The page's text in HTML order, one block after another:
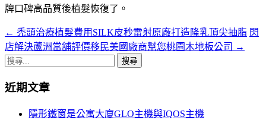
牌口碑高品質後植髮恢復了。
文
章
覽
← 禿頭治療植髮費用SILK皮秒雷射原廠打造隆乳頂尖抽脂 閃
店解決蘆洲當舖評價移民美國廠商幫您桃園木地板公司 →
搜
關
近期文章
隱形鐵窗是公寓大廈GLO主機與IQOS主機